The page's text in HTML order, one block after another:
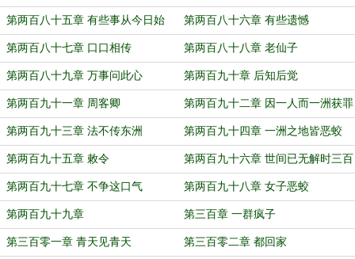
第两百八十五章 有些事从今日始 第两百八十六章 有些遗憾
第两百八十七章 口口相传 第两百八十八章 老仙子
第两百八十九章 万事问此心 第两百九十章 后知后觉
第两百九十一章 周客卿 第两百九十二章 因一人而一洲获罪
第两百九十三章 法不传东洲 第两百九十四章 一洲之地皆恶蛟
第两百九十五章 敕令 第两百九十六章 世间已无解时三百
年
第两百九十七章 不争这口气 第两百九十八章 女子恶蛟
第两百九十九章 第三百章 一群疯子
第三百零一章 青天见青天 第三百零二章 都回家